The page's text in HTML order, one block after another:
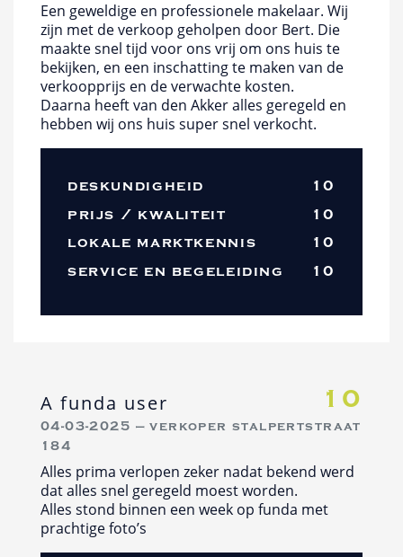
Een geweldige en professionele makelaar. Wij
zijn met de verkoop geholpen door Bert. Die
maakte snel tijd voor ons vrij om ons huis te
bekijken, en een inschatting te maken van de
verkoopprijs en de verwachte kosten.
Daarna heeft van den Akker alles geregeld en
hebben wij ons huis super snel verkocht.
deskundigheid
10
prijs / kwaliteit
10
lokale marktkennis
10
service en begeleiding
10
A funda user 10
04-03-2025 — verkoper stalpertstraat
184
Alles prima verlopen zeker nadat bekend werd
dat alles snel geregeld moest worden.
Alles stond binnen een week op funda met
prachtige foto’s